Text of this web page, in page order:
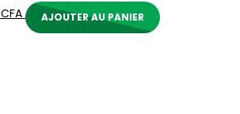
CFA AJOUTER AU PANIER